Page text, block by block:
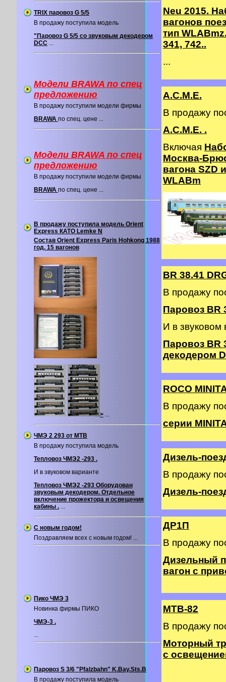
TRIX паровоз G 5/5
В продажу поступила модель
"Паровоз G 5/5 со звуковым декодером
DCC ...
Модели BRAWA по спец
предложению
В продажу поступили модели фирмы
BRAWA по спец. цене ...
Модели BRAWA по спец
предложению
В продажу поступили модели фирмы
BRAWA по спец. цене ...
В продажу поступила модель Orient
Express КАТО Lemke N
Состав Orient Express Paris Hohkong 1988
год. 15 вагонов
> ...
ЧМЭ 2 293 от MTB
В продажу поступила модель
Тепловоз ЧМЭ2 -293 .
И в звуковом варианте
Тепловоз ЧМЭ2 -293 Оборудован
звуковым декодером. Отдельное
включение прожектора и освещения
кабины . ...
С новым годом!
Поздравляем всех с новым годом! ...
Пико ЧМЭ 3
Новинка фирмы ПИКО
ЧМЭ-3 .
...
Паровоз S 3/6 "Pfalzbahn" K.Bay.Sts.B
В продажу поступила модель
Neu 2015.
вагонов
тип
341, 742..
...
A.C.M.E.
В продажу
A.C.M.E. .
Включая
Москва-
вагона SZD
WLABm
BR 38.41
В продажу
Паровоз BR
И в звуковом
Паровоз BR
декодером
ROCO
В продажу
серии
Дизель-
В продажу
Дизель-
ДР1П
В продажу
Дизельный
вагон с
МТВ-82
В продажу
Моторный
с